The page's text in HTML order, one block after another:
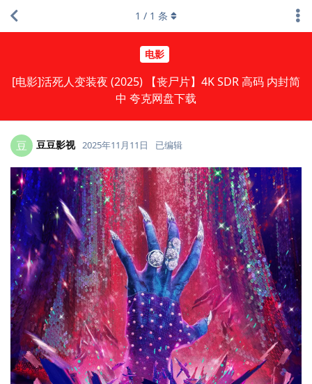
电影
[电影]活死人变装夜 (2025) 【丧尸片】4K SDR 高码 内封简
中 夸克网盘下载
1 / 1 条
豆 豆豆影视 2025年11月11日 已编辑